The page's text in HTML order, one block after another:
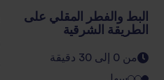
البط والفطر المقلي على
الطريقة الشرقية
من 0 إلى 30 دقيقة